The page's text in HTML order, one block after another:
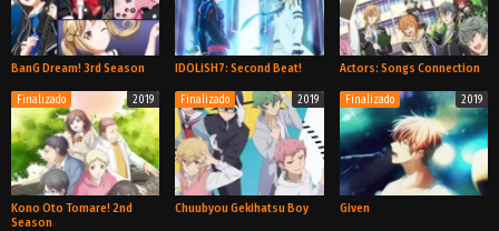
TV
BanG Dream! 3rd Season
TV
IDOLiSH7: Second Beat!
TV
Actors: Songs Connection
Finalizado 2019
Kono Oto Tomare! 2nd
Season
Finalizado 2019
Chuubyou Gekihatsu Boy
Finalizado 2019
Given